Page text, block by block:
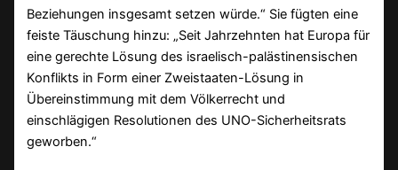
Beziehungen insgesamt setzen würde.“ Sie fügten eine
feiste Täuschung hinzu: „Seit Jahrzehnten hat Europa für
eine gerechte Lösung des israelisch-palästinensischen
Konflikts in Form einer Zweistaaten-Lösung in
Übereinstimmung mit dem Völkerrecht und
einschlägigen Resolutionen des UNO-Sicherheitsrats
geworben.“